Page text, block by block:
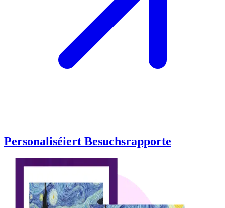
Personaliséiert Besuchsrapporte